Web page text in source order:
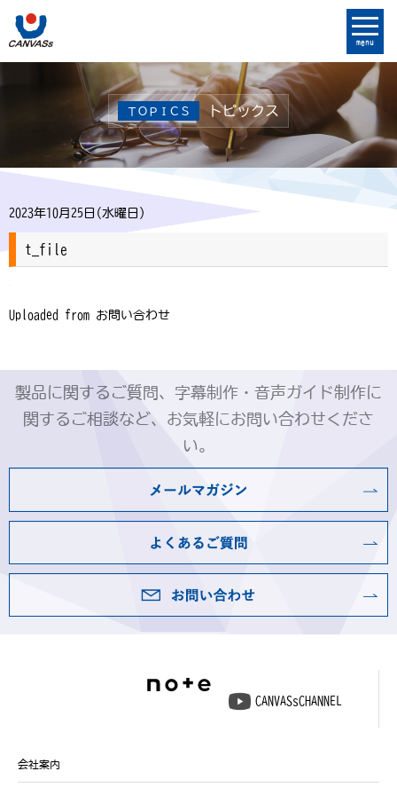
menu
ＴＯＰＩＣＳ トピックス
2023年10月25日(水曜日)
t_file
Uploaded from お問い合わせ
製品に関するご質問、字幕制作・音声ガイド制作に
関するご相談など、お気軽にお問い合わせくださ
い。
CANVASsCHANNEL
会社案内